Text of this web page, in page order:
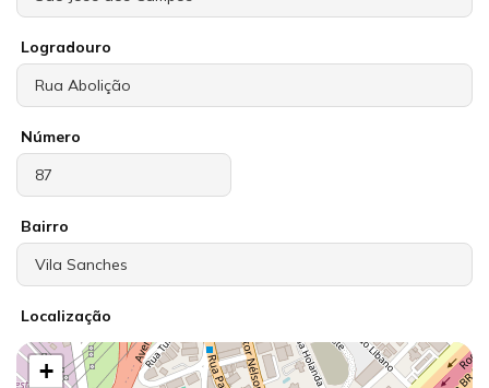
Logradouro
Número
Bairro
Localização
+